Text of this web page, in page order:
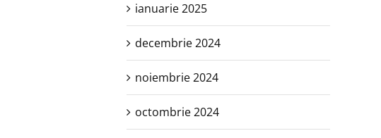
ianuarie 2025
decembrie 2024
noiembrie 2024
octombrie 2024